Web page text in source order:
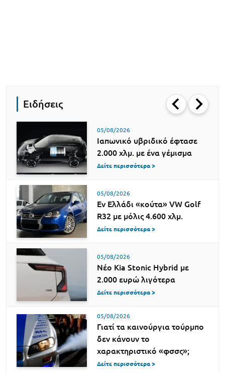
Ειδήσεις
05/08/2026
Ιαπωνικό υβριδικό έφτασε
2.000 χλμ. με ένα γέμισμα
Δείτε περισσότερα >
05/08/2026
Εν Ελλάδι «κούτα» VW Golf
R32 με μόλις 4.600 χλμ.
Δείτε περισσότερα >
05/08/2026
Νέο Kia Stonic Hybrid με
2.000 ευρώ λιγότερα
Δείτε περισσότερα >
05/08/2026
Γιατί τα καινούργια τούρμπο
δεν κάνουν το
χαρακτηριστικό «φσσς»;
Δείτε περισσότερα >